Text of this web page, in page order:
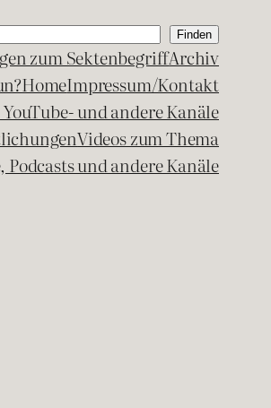
Finden
zum SektenbegriffArchiv
HomeImpressum/Kontakt
und andere Kanäle
Videos zum Thema
Podcasts und andere Kanäle